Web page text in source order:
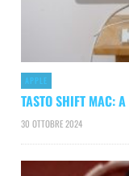
APPLE
TASTO SHIFT MAC:
30 OTTOBRE 2024